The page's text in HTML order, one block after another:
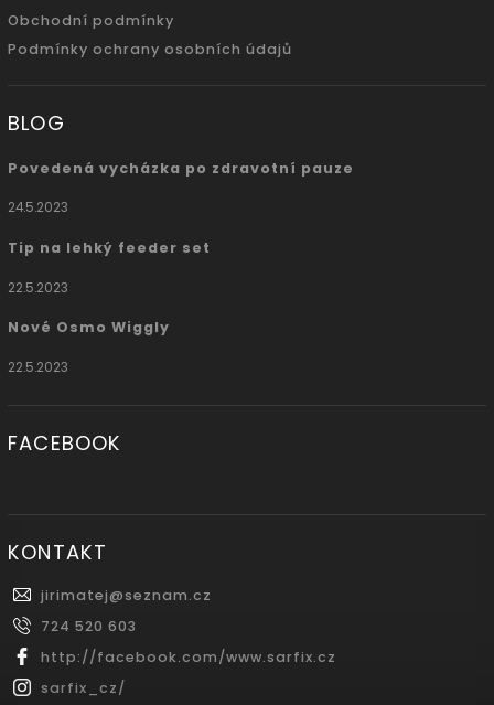
Obchodní podmínky
Podmínky ochrany osobních údajů
BLOG
Povedená vycházka po zdravotní pauze
24.5.2023
Tip na lehký feeder set
22.5.2023
Nové Osmo Wiggly
22.5.2023
FACEBOOK
KONTAKT
jirimatej@seznam.cz
724 520 603
http://facebook.com/www.sarfix.cz
sarfix_cz/